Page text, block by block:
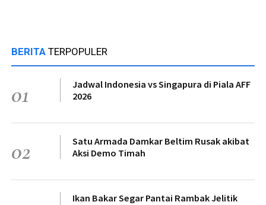
BERITA TERPOPULER
01
Jadwal Indonesia vs Singapura di Piala AFF
2026
02
Satu Armada Damkar Beltim Rusak akibat
Aksi Demo Timah
Ikan Bakar Segar Pantai Rambak Jelitik